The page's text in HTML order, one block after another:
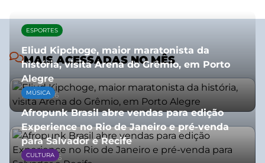
MAIS ACESSADAS NO MÊS
ESPORTES
Eliud Kipchoge, maior maratonista da
história, visita Arena do Grêmio, em Porto
Alegre
10/07/2026
MÚSICA
Afropunk Brasil abre vendas para edição
Experience no Rio de Janeiro e pré-venda
para Salvador e Recife
03/08/2026
CULTURA